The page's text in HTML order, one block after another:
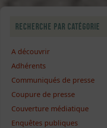
Recherche par catégorie
A découvrir
Adhérents
Communiqués de presse
Coupure de presse
Couverture médiatique
Enquêtes publiques